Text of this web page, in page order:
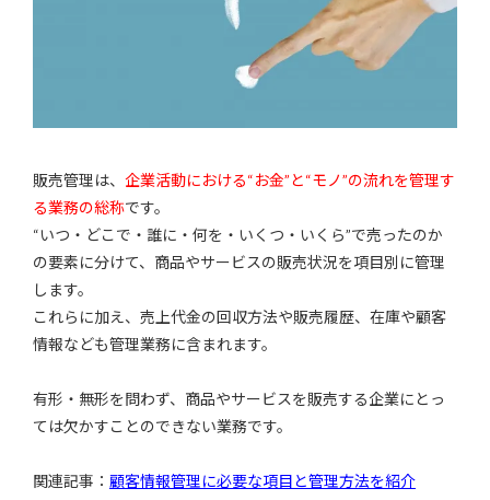
販売管理は、 企業活動における“お金”と“モノ”の流れを管理す
る業務の総称です。
“いつ・どこで・誰に・何を・いくつ・いくら”で売ったのか
の要素に分けて、商品やサービスの販売状況を項目別に管理
します。
これらに加え、売上代金の回収方法や販売履歴、在庫や顧客
情報なども管理業務に含まれます。
有形・無形を問わず、商品やサービスを販売する企業にとっ
ては欠かすことのできない業務です。
関連記事： 顧客情報管理に必要な項目と管理方法を紹介